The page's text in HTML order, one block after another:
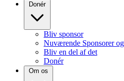
Donér
Bliv sponsor
Nuværende Sponsorer
Bliv en del af det
Donér
Om os